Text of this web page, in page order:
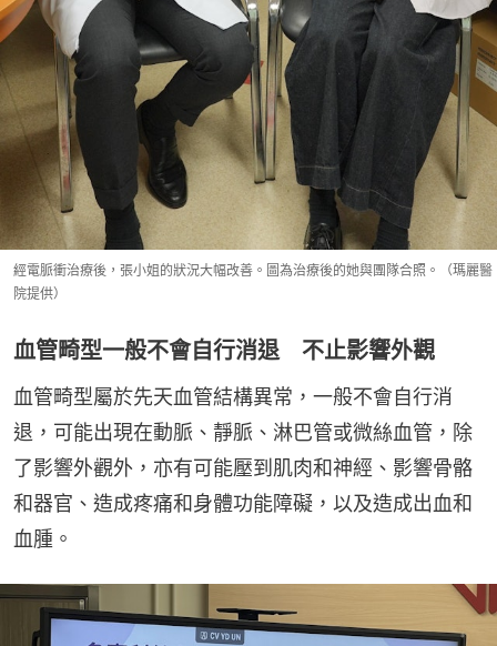
經電脈衝治療後，張小姐的狀況大幅改善。圖為治療後的她與團隊合照。（瑪麗醫
院提供）
血管畸型一般不會自行消退 不止影響外觀
血管畸型屬於先天血管結構異常，一般不會自行消
退，可能出現在動脈、靜脈、淋巴管或微絲血管，除
了影響外觀外，亦有可能壓到肌肉和神經、影響骨骼
和器官、造成疼痛和身體功能障礙，以及造成出血和
血腫。